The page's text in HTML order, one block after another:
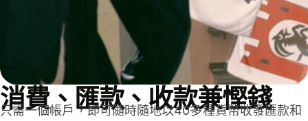
消費、匯款、收款兼慳錢
只需一個帳戶，即可隨時隨地以40多種貨幣收發匯款和